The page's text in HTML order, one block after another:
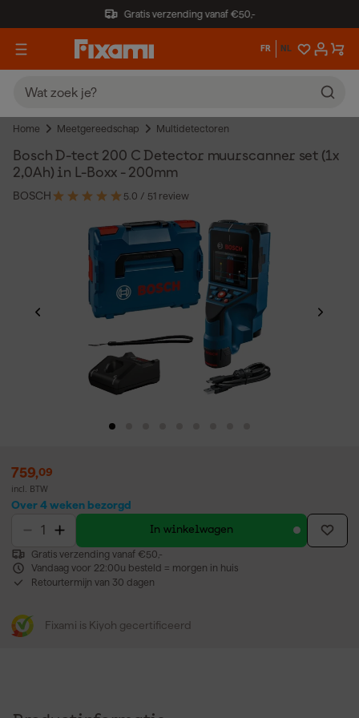
Gratis verzending vanaf €50,-
FR NL
Home Meetgereedschap Multidetectoren
Bosch D-tect 200 C Detector muurscanner set (1x
2,0Ah) in L-Boxx - 200mm
BOSCH 5.0 / 51 review
759,09
incl. BTW
Over 4 weken bezorgd
In winkelwagen
Gratis verzending vanaf €50,-
Vandaag voor 22:00u besteld = morgen in huis
Retourtermijn van 30 dagen
Fixami is Kiyoh gecertificeerd